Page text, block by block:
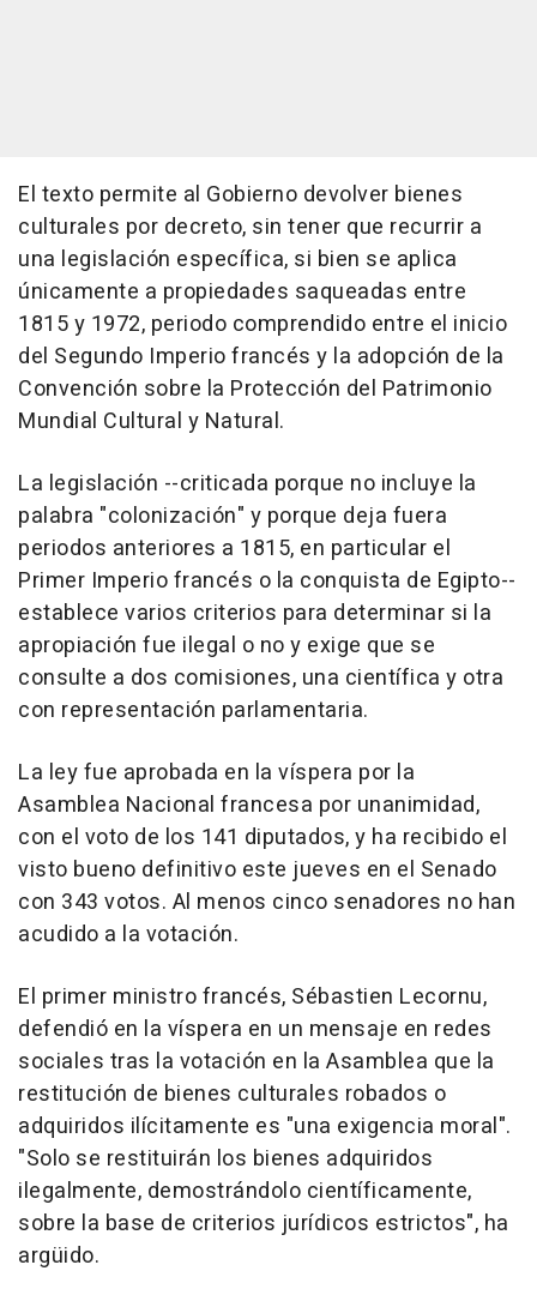
El texto permite al Gobierno devolver bienes
culturales por decreto, sin tener que recurrir a
una legislación específica, si bien se aplica
únicamente a propiedades saqueadas entre
1815 y 1972, periodo comprendido entre el inicio
del Segundo Imperio francés y la adopción de la
Convención sobre la Protección del Patrimonio
Mundial Cultural y Natural.
La legislación --criticada porque no incluye la
palabra "colonización" y porque deja fuera
periodos anteriores a 1815, en particular el
Primer Imperio francés o la conquista de Egipto--
establece varios criterios para determinar si la
apropiación fue ilegal o no y exige que se
consulte a dos comisiones, una científica y otra
con representación parlamentaria.
La ley fue aprobada en la víspera por la
Asamblea Nacional francesa por unanimidad,
con el voto de los 141 diputados, y ha recibido el
visto bueno definitivo este jueves en el Senado
con 343 votos. Al menos cinco senadores no han
acudido a la votación.
El primer ministro francés, Sébastien Lecornu,
defendió en la víspera en un mensaje en redes
sociales tras la votación en la Asamblea que la
restitución de bienes culturales robados o
adquiridos ilícitamente es "una exigencia moral".
"Solo se restituirán los bienes adquiridos
ilegalmente, demostrándolo científicamente,
sobre la base de criterios jurídicos estrictos", ha
argüido.